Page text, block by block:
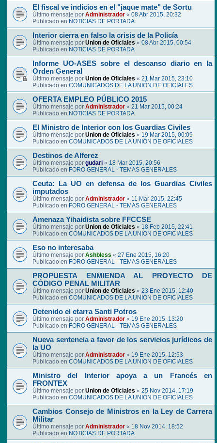
El fiscal ve indicios en el "jaque mate" de Sortu
Último mensaje por Administrador « 08 Abr 2015, 20:32
Publicado en NOTICIAS DE PORTADA
Interior cierra en falso la crisis de la Policía
Último mensaje por Union de Oficiales « 08 Abr 2015, 00:54
Publicado en NOTICIAS DE PORTADA
Informe UO-ASES sobre el descanso diario en la
Orden General
Último mensaje por Union de Oficiales « 21 Mar 2015, 23:10
Publicado en COMUNICADOS DE LA UNIÓN DE OFICIALES
OFERTA EMPLEO PÚBLICO 2015
Último mensaje por Administrador « 21 Mar 2015, 00:24
Publicado en NOTICIAS DE PORTADA
El Ministro de Interior con los Guardias Civiles
Último mensaje por Union de Oficiales « 19 Mar 2015, 00:09
Publicado en COMUNICADOS DE LA UNIÓN DE OFICIALES
Destinos de Alferez
Último mensaje por gudari « 18 Mar 2015, 20:56
Publicado en FORO GENERAL - TEMAS GENERALES
Ceuta: La UO en defensa de los Guardias Civiles
imputados
Último mensaje por Administrador « 11 Mar 2015, 22:45
Publicado en FORO GENERAL - TEMAS GENERALES
Amenaza Yihaidista sobre FFCCSE
Último mensaje por Union de Oficiales « 18 Feb 2015, 22:41
Publicado en COMUNICADOS DE LA UNIÓN DE OFICIALES
Eso no interesaba
Último mensaje por Ashbless « 27 Ene 2015, 16:20
Publicado en FORO GENERAL - TEMAS GENERALES
PROPUESTA ENMIENDA AL PROYECTO DE
CÓDIGO PENAL MILITAR
Último mensaje por Union de Oficiales « 23 Ene 2015, 12:40
Publicado en COMUNICADOS DE LA UNIÓN DE OFICIALES
Detenido el etarra Santi Potros
Último mensaje por Administrador « 19 Ene 2015, 13:20
Publicado en FORO GENERAL - TEMAS GENERALES
Nueva sentencia a favor de los servicios jurídicos de
la UO
Último mensaje por Administrador « 19 Ene 2015, 12:53
Publicado en COMUNICADOS DE LA UNIÓN DE OFICIALES
Ministro del Interior apoya a un Francés en
FRONTEX
Último mensaje por Union de Oficiales « 25 Nov 2014, 17:19
Publicado en COMUNICADOS DE LA UNIÓN DE OFICIALES
Cambios Consejo de Ministros en la Ley de Carrera
Militar
Último mensaje por Administrador « 18 Nov 2014, 18:52
Publicado en NOTICIAS DE PORTADA